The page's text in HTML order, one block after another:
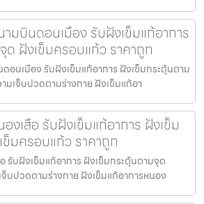
ามบินดอนเมือง รับฝังเข็มแก้อาการ
ด ฝังเข็มครอบแก้ว ราคาถูก
อนเมือง รับฝังเข็มแก้อาการ ฝังเข็มกระตุ้นตาม
มเจ็บปวดตามร่างกาย ฝังเข็มแก้อา
งเสือ รับฝังเข็มแก้อาการ ฝังเข็ม
มครอบแก้ว ราคาถูก
รับฝังเข็มแก้อาการ ฝังเข็มกระตุ้นตามจุด
จ็บปวดตามร่างกาย ฝังเข็มแก้อาการหนอง